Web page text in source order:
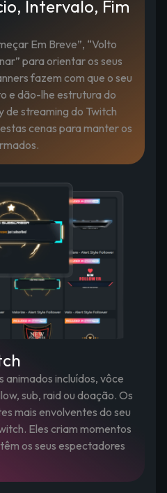
Intervalo, Fim
Em Breve”, “Volto
para orientar os seus
fazem com que o seu
e dão-lhe estrutura do
de streaming do Twitch
cenas para manter os
incluídos, vôce
sub, raid ou doação. Os
mais envolventes do seu
Eles criam momentos
os seus espectadores